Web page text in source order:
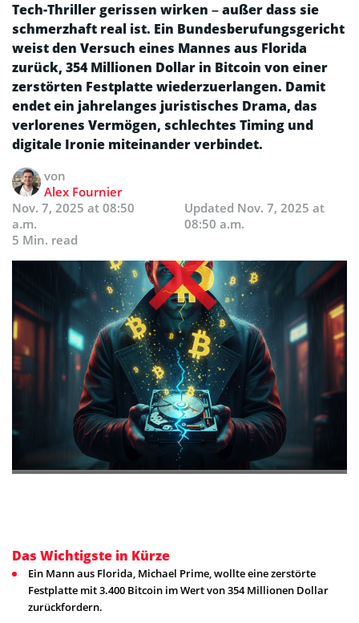
Tech-Thriller gerissen wirken – außer dass sie
schmerzhaft real ist. Ein Bundesberufungsgericht
weist den Versuch eines Mannes aus Florida
zurück, 354 Millionen Dollar in Bitcoin von einer
zerstörten Festplatte wiederzuerlangen. Damit
endet ein jahrelanges juristisches Drama, das
verlorenes Vermögen, schlechtes Timing und
digitale Ironie miteinander verbindet.
von
Alex Fournier
Nov. 7, 2025 at 08:50
a.m.
Updated Nov. 7, 2025 at
08:50 a.m.
5 Min. read
Das Wichtigste in Kürze
Ein Mann aus Florida, Michael Prime, wollte eine zerstörte
Festplatte mit 3.400 Bitcoin im Wert von 354 Millionen Dollar
zurückfordern.